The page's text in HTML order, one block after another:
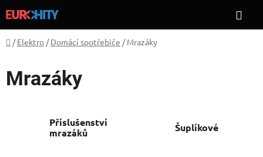
na
obsah
Domů
/ Elektro / Domácí spotřebiče / Mrazáky
Mrazáky
Příslušenství
mrazáků
Šuplíkové